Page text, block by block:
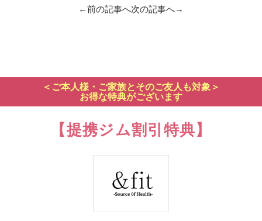
←前の記事へ次の記事へ→
＜ご本人様・ご家族とそのご友人も対象＞
お得な特典がございます
【提携ジム割引特典】